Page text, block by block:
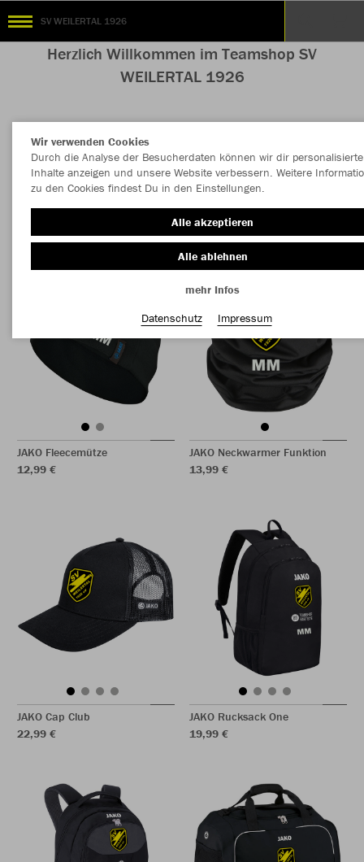
SV WEILERTAL 1926
Herzlich Willkommen im Teamshop SV
WEILERTAL 1926
Farbe
JAKO Fleecemütze
12,99 €
JAKO Neckwarmer Funktion
13,99 €
JAKO Cap Club
22,99 €
JAKO Rucksack One
19,99 €
Wir verwenden Cookies
Durch die Analyse der Besucherdaten können wir dir personalisierte
Inhalte anzeigen und unsere Website verbessern. Weitere
zu den Cookies findest Du in den Einstellungen.
Alle akzeptieren
Alle ablehnen
mehr Infos
Datenschutz
Impressum